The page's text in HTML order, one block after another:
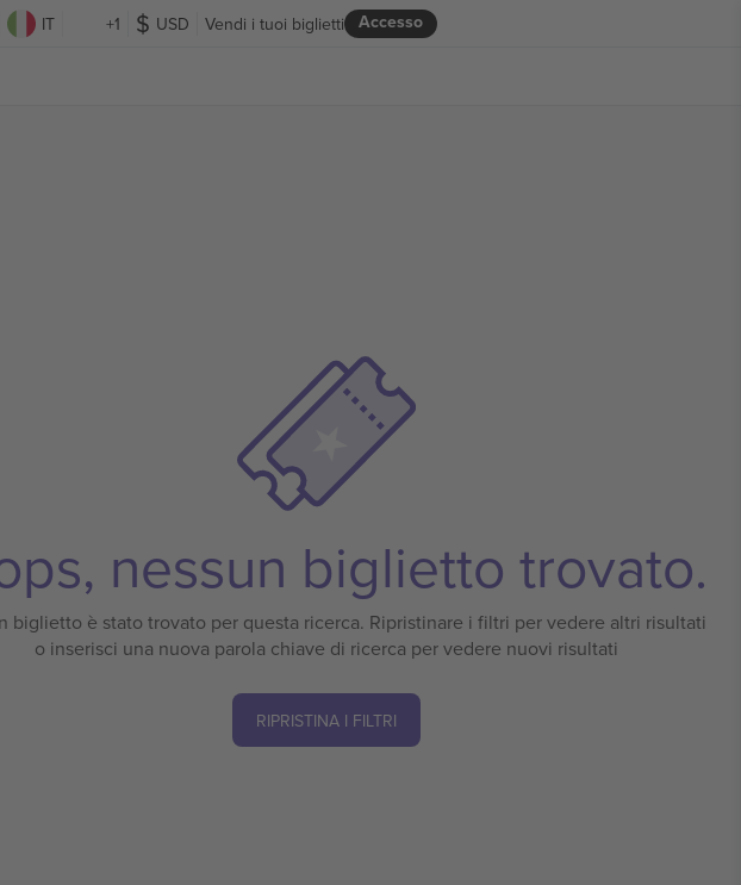
IT +1 USD Accesso
Vendi i tuoi biglietti
nessun biglietto trovato.
biglietto è stato trovato per questa ricerca. Ripristinare i filtri per vedere altri risultati
o inserisci una nuova parola chiave di ricerca per vedere nuovi risultati
RIPRISTINA I FILTRI